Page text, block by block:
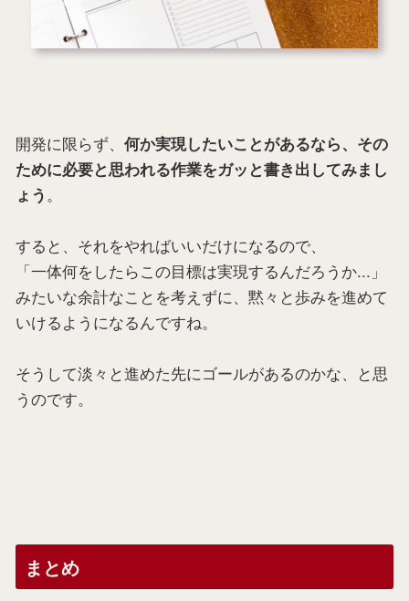
開発に限らず、 何か実現したいことがあるなら、その
ために必要と思われる作業をガッと書き出してみまし
ょう。
すると、それをやればいいだけになるので、
「一体何をしたらこの目標は実現するんだろうか...」
みたいな余計なことを考えずに、黙々と歩みを進めて
いけるようになるんですね。
そうして淡々と進めた先にゴールがあるのかな、と思
うのです。
まとめ